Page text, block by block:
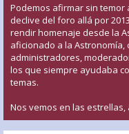
Podemos afirmar sin temor
declive del foro allá por
rendir homenaje desde la
aficionado a la Astronomía,
administradores,
los que siempre ayudaba
temas.
Nos vemos en las estrellas,